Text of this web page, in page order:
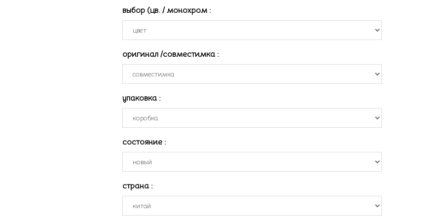
выбор (цв. / монохром :
оригинал /совместимка :
упаковка :
состояние :
страна :